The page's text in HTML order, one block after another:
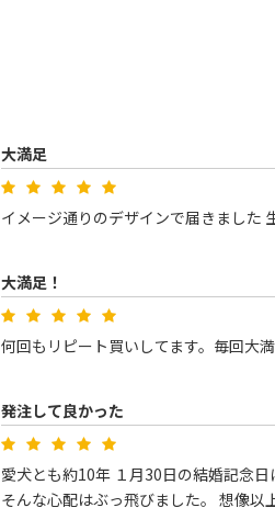
大満足
イメージ通りのデザインで届きました
大満足！
何回もリピート買いしてます。毎回大
発注して良かった
愛犬とも約10年 １月30日の結婚記念
そんな心配はぶっ飛びました。 想像以